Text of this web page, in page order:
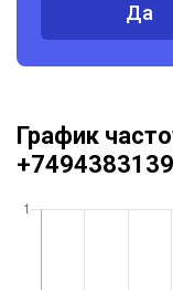
Да
График